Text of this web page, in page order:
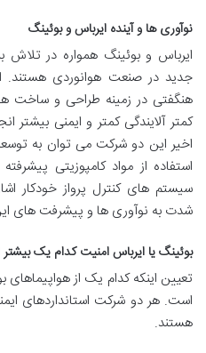
نوآوری ها و آینده ایرباس و بوئینگ
ایرباس و بوئینگ همواره در تلاش
جدید در صنعت هوانوردی هستند.
هنگفتی در زمینه طراحی و ساخت
کمتر آلایندگی کمتر و ایمنی بیشتر
اخیر این دو شرکت می توان به
استفاده از مواد کامپوزیتی
سیستم های کنترل پرواز خودکار
شدت به نوآوری ها و پیشرفت های
بوئینگ یا ایرباس امنیت کدام یک
تعیین اینکه کدام یک از
است. هر دو شرکت استانداردهای
هستند.